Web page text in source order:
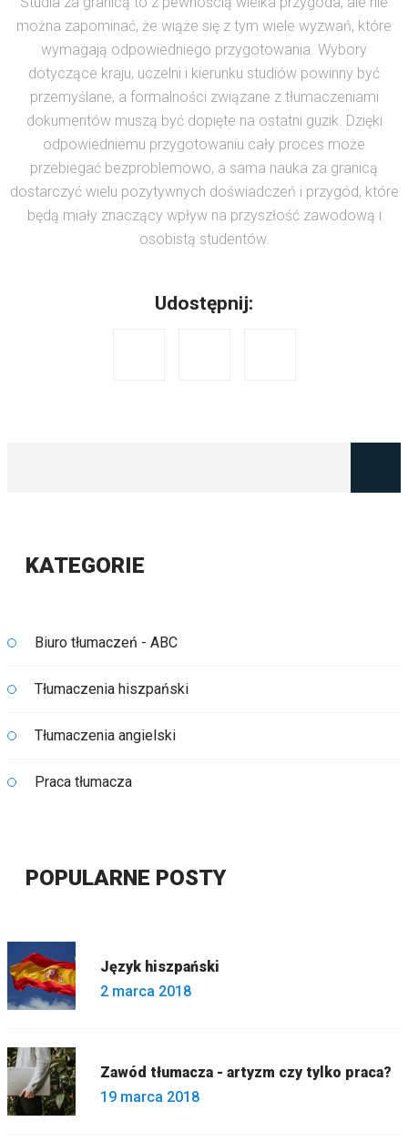
można zapominać, że wiąże się z tym wiele wyzwań, które
wymagają odpowiedniego przygotowania. Wybory
dotyczące kraju, uczelni i kierunku studiów powinny być
przemyślane, a formalności związane z tłumaczeniami
dokumentów muszą być dopięte na ostatni guzik. Dzięki
odpowiedniemu przygotowaniu cały proces może
przebiegać bezproblemowo, a sama nauka za granicą
dostarczyć wielu pozytywnych doświadczeń i przygód, które
będą miały znaczący wpływ na przyszłość zawodową i
osobistą studentów.
Udostępnij:
KATEGORIE
Biuro tłumaczeń - ABC
Tłumaczenia hiszpański
Tłumaczenia angielski
Praca tłumacza
POPULARNE POSTY
Język hiszpański
2 marca 2018
Zawód tłumacza - artyzm czy tylko praca?
19 marca 2018